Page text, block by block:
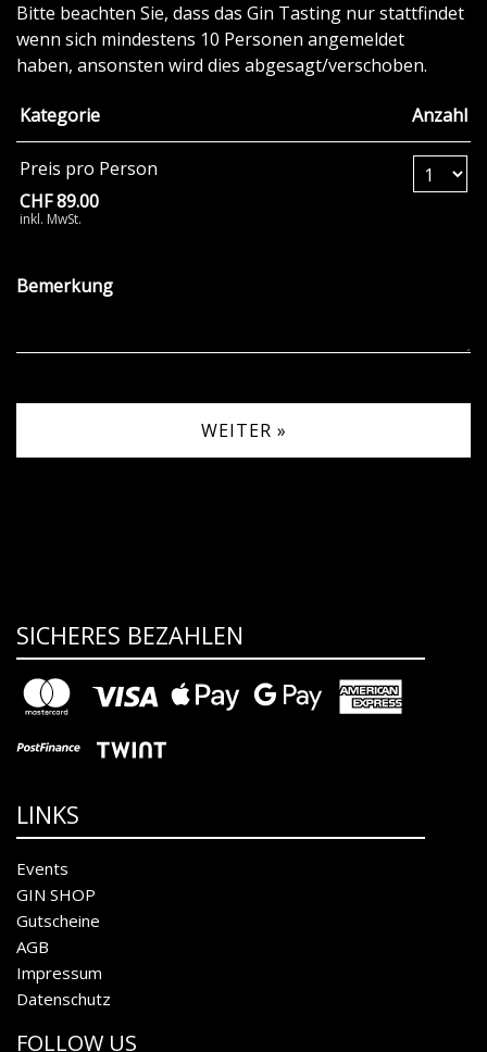
Bitte beachten Sie, dass das Gin Tasting nur stattfindet
wenn sich mindestens 10 Personen angemeldet
haben, ansonsten wird dies abgesagt/verschoben.
Kategorie Anzahl
Preis pro Person
CHF 89.00
inkl. MwSt.
Anzahl Tickets
Bemerkung
WEITER »
SICHERES BEZAHLEN
LINKS
Events
GIN SHOP
Gutscheine
AGB
Impressum
Datenschutz
FOLLOW US